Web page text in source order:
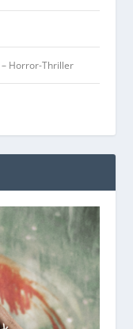
– Horror-Thriller